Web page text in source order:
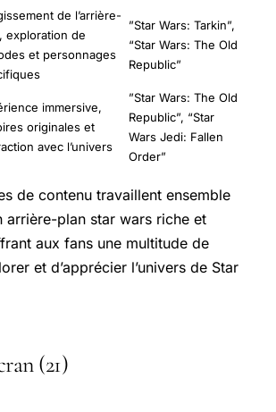
de l’arrière-
exploration de
et personnages
”Star Wars: Tarkin”,
“Star Wars: The Old
Republic”
immersive,
originales et
avec l’univers
”Star Wars: The Old
Republic”, “Star
Wars Jedi: Fallen
Order”
de contenu travaillent ensemble
arrière-plan star wars riche et
aux fans une multitude de
et d’apprécier l’univers de Star
(21)